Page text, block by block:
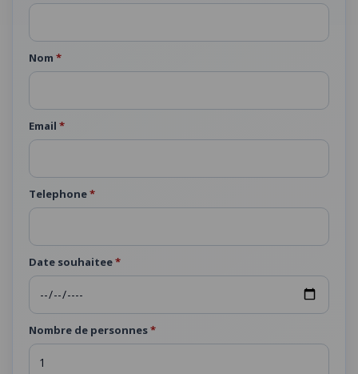
Nom *
Email *
Telephone*
Date souhaitee*
Nombre de personnes*